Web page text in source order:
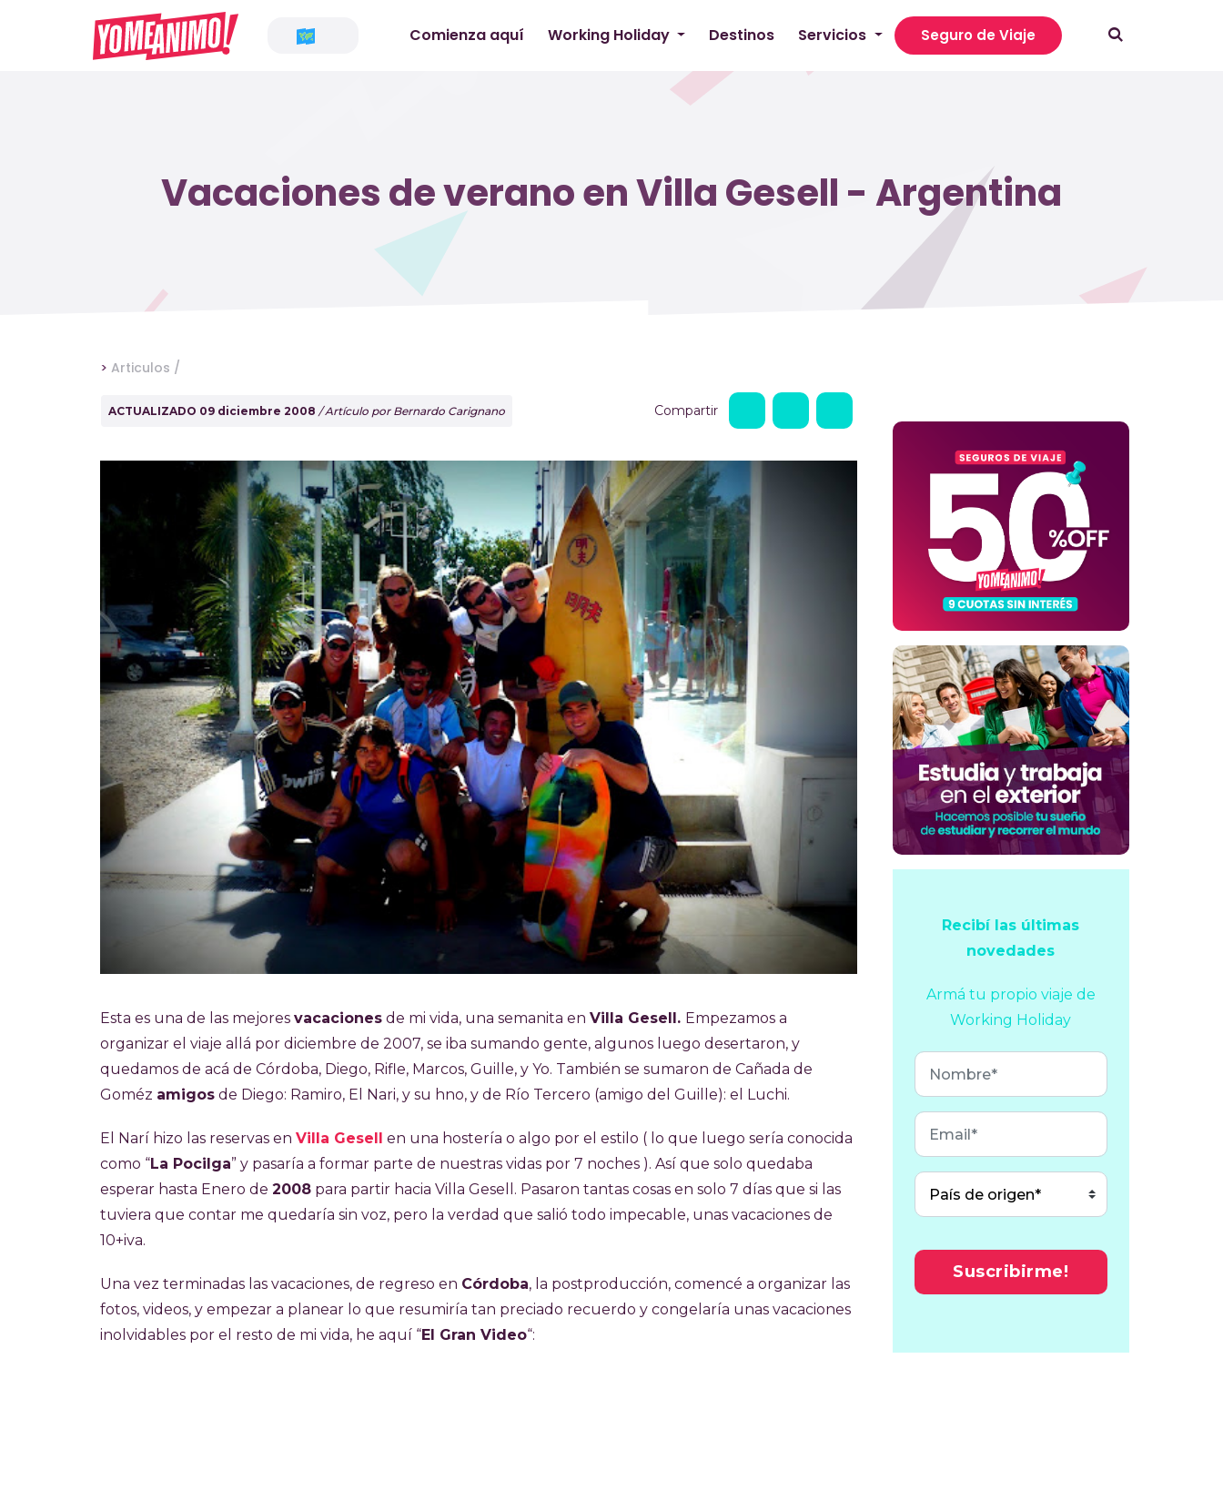
Comienza aquí Working Holiday Destinos Servicios Seguro de Viaje
Vacaciones de verano en Villa Gesell - Argentina
> Articulos /
ACTUALIZADO 09 diciembre 2008 / Artículo por Bernardo Carignano Compartir
Esta es una de las mejores vacaciones de mi vida, una semanita en Villa Gesell. Empezamos a
organizar el viaje allá por diciembre de 2007, se iba sumando gente, algunos luego desertaron, y
quedamos de acá de Córdoba, Diego, Rifle, Marcos, Guille, y Yo. También se sumaron de Cañada de
Goméz amigos de Diego: Ramiro, El Nari, y su hno, y de Río Tercero (amigo del Guille): el Luchi.
El Narí hizo las reservas en Villa Gesell
en una hostería o algo por el estilo ( lo que luego sería conocida
como “La Pocilga” y pasaría a formar parte de nuestras vidas por 7 noches ). Así que solo quedaba
esperar hasta Enero de 2008 para partir hacia Villa Gesell. Pasaron tantas cosas en solo 7 días que si las
tuviera que contar me quedaría sin voz, pero la verdad que salió todo impecable, unas vacaciones de
10+iva.
Una vez terminadas las vacaciones, de regreso en Córdoba, la postproducción, comencé a organizar las
fotos, videos, y empezar a planear lo que resumiría tan preciado recuerdo y congelaría unas vacaciones
inolvidables por el resto de mi vida, he aquí “El Gran Video“:
Recibí las últimas
novedades
Armá tu propio viaje de
Working Holiday